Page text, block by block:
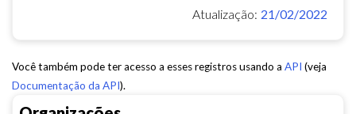
Atualização: 21/02/2022
Você também pode ter acesso a esses registros usando a API (veja
Documentação da API).